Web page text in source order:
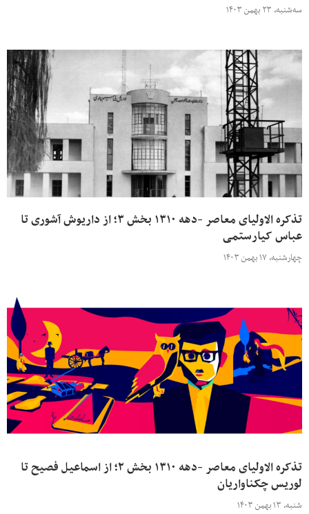
سه‌شنبه، ۲۳ بهمن ۱۴۰۳
تذکره الاولیای معاصر -دهه ۱۳۱۰ بخش ۳؛ از داریوش آشوری تا
عباس کیارستمی
چهارشنبه، ۱۷ بهمن ۱۴۰۳
تذکره الاولیای معاصر -دهه ۱۳۱۰ بخش ۲؛ از اسماعیل فصیح تا
لوریس چکناواریان
شنبه، ۱۳ بهمن ۱۴۰۳